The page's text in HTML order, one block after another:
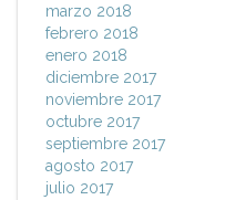
marzo 2018
febrero 2018
enero 2018
diciembre 2017
noviembre 2017
octubre 2017
septiembre 2017
agosto 2017
julio 2017